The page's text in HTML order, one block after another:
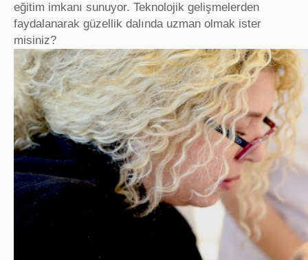
eğitim imkanı sunuyor. Teknolojik gelişmelerden
faydalanarak güzellik dalında uzman olmak ister
misiniz?